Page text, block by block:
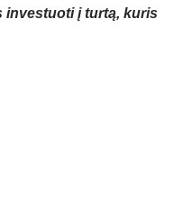
investuoti į turtą, kuris